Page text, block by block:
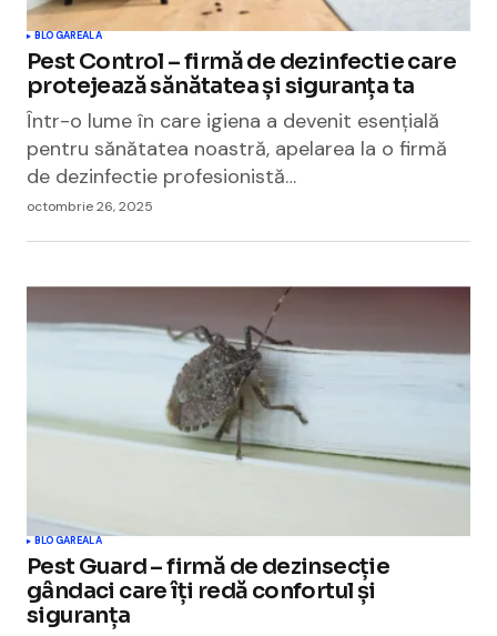
BLOGAREALA
Pest Control – firmă de dezinfectie care
protejează sănătatea și siguranța ta
Într-o lume în care igiena a devenit esențială
pentru sănătatea noastră, apelarea la o firmă
de dezinfectie profesionistă…
octombrie 26, 2025
BLOGAREALA
Pest Guard – firmă de dezinsecție
gândaci care îți redă confortul și
siguranța